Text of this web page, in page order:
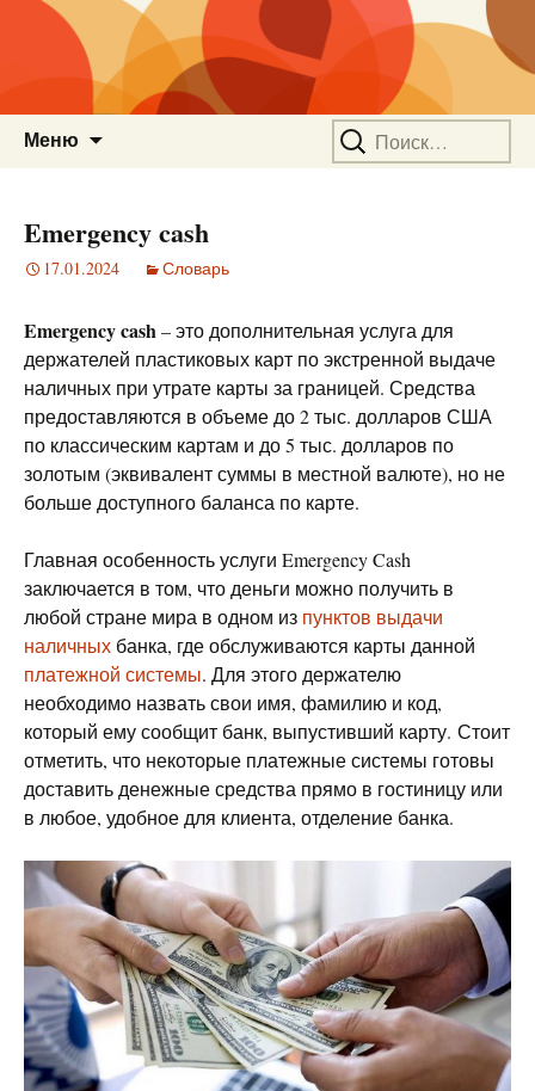
Меню Найти:
Emergency cash
17.01.2024 Словарь
Emergency cash– это дополнительная услуга для
держателей пластиковых карт по экстренной выдаче
наличных при утрате карты за границей. Средства
предоставляются в объеме до 2 тыс. долларов США
по классическим картам и до 5 тыс. долларов по
золотым (эквивалент суммы в местной валюте), но не
больше доступного баланса по карте.
Главная особенность услуги Emergency Cash
заключается в том, что деньги можно получить в
любой стране мира в одном из пунктов выдачи
наличных банка, где обслуживаются карты данной
платежной системы. Для этого держателю
необходимо назвать свои имя, фамилию и код,
который ему сообщит банк, выпустивший карту. Стоит
отметить, что некоторые платежные системы готовы
доставить денежные средства прямо в гостиницу или
в любое, удобное для клиента, отделение банка.